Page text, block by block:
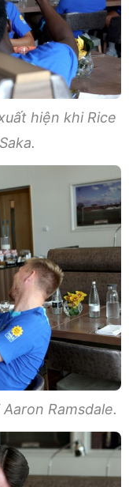
hiện khi Rice
Ramsdale.